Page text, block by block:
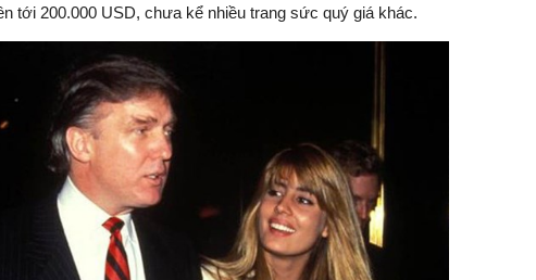
tới 200.000 USD, chưa kể nhiều trang sức quý giá khác.